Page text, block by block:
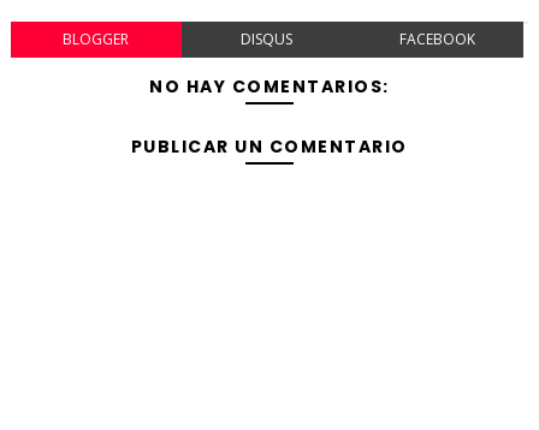
BLOGGER DISQUS FACEBOOK
NO HAY COMENTARIOS:
PUBLICAR UN COMENTARIO